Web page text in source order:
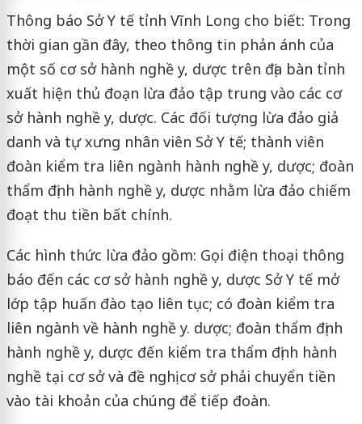
Thông báo Sở Y tế tỉnh Vĩnh Long cho biết: Trong
thời gian gần đây, theo thông tin phản ánh của
một số cơ sở hành nghề y, dược trên địa bàn tỉnh
xuất hiện thủ đoạn lừa đảo tập trung vào các cơ
sở hành nghề y, dược. Các đối tượng lừa đảo giả
danh và tự xưng nhân viên Sở Y tế; thành viên
đoàn kiểm tra liên ngành hành nghề y, dược; đoàn
thẩm định hành nghề y, dược nhằm lừa đảo chiếm
đoạt thu tiền bất chính.
Các hình thức lừa đảo gồm: Gọi điện thoại thông
báo đến các cơ sở hành nghề y, dược Sở Y tế mở
lớp tập huấn đào tạo liên tục; có đoàn kiểm tra
liên ngành về hành nghề y. dược; đoàn thẩm định
hành nghề y, dược đến kiểm tra thẩm định hành
nghề tại cơ sở và đề nghị cơ sở phải chuyển tiền
vào tài khoản của chúng để tiếp đoàn.